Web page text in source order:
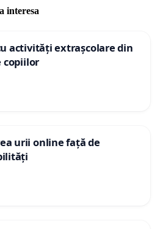
interesa
activități extrașcolare din
copiilor
urii online față de